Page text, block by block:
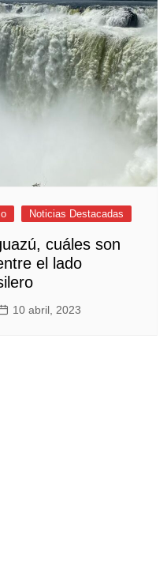
Noticias Destacadas
cuáles son
el lado
10 abril, 2023